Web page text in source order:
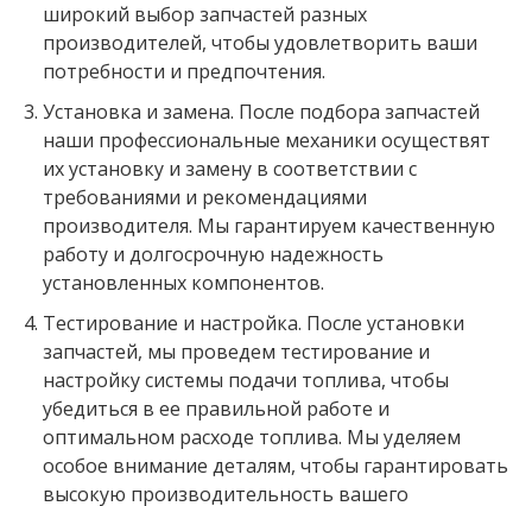
широкий выбор запчастей разных
производителей, чтобы удовлетворить ваши
потребности и предпочтения.
Установка и замена. После подбора запчастей
наши профессиональные механики осуществят
их установку и замену в соответствии с
требованиями и рекомендациями
производителя. Мы гарантируем качественную
работу и долгосрочную надежность
установленных компонентов.
Тестирование и настройка. После установки
запчастей, мы проведем тестирование и
настройку системы подачи топлива, чтобы
убедиться в ее правильной работе и
оптимальном расходе топлива. Мы уделяем
особое внимание деталям, чтобы гарантировать
высокую производительность вашего